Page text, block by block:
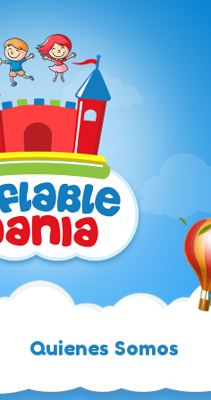
Quienes Somos